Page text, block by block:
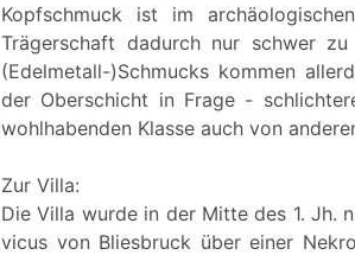
Kopfschmuck ist im
Trägerschaft dadurch nur schwer
(Edelmetall-)Schmucks kommen
der Oberschicht in Frage -
wohlhabenden Klasse auch von
Zur Villa:
Die Villa wurde in der Mitte des 1. Jh.
vicus von Bliesbruck über einer